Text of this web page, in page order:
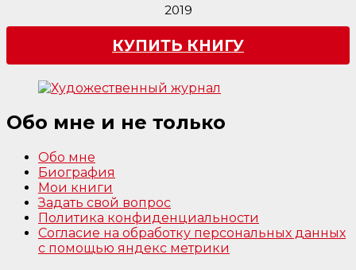
2019
КУПИТЬ КНИГУ
Обо мне и не только
Обо мне
Биография
Мои книги
Задать свой вопрос
Политика конфиденциальности
Согласие на обработку персональных данных
с помощью яндекс метрики